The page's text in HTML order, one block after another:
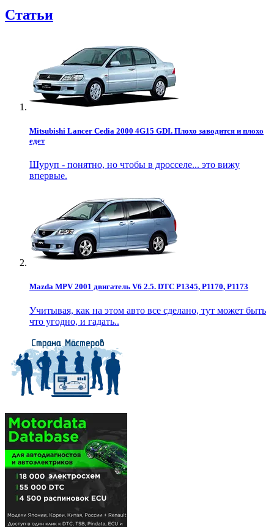
Статьи
Mitsubishi Lancer Cedia 2000 4G15 GDI. Плохо заводится и плохо
едет
Шуруп - понятно, но чтобы в дросселе... это вижу
впервые.
Mazda MPV 2001 двигатель V6 2.5. DTC P1345, P1170, P1173
Учитывая, как на этом авто все сделано, тут может быть
что угодно, и гадать..